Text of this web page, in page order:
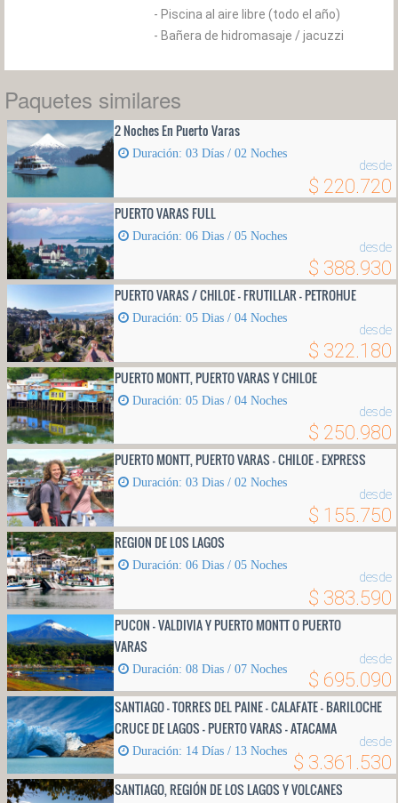
- Piscina al aire libre (todo el año)
- Bañera de hidromasaje / jacuzzi
Paquetes similares
2 Noches En Puerto Varas
Duración: 03 Días / 02 Noches
desde
$ 220.720
PUERTO VARAS FULL
Duración: 06 Dias / 05 Noches
desde
$ 388.930
PUERTO VARAS / CHILOE - FRUTILLAR - PETROHUE
Duración: 05 Di­as / 04 Noches
desde
$ 322.180
PUERTO MONTT, PUERTO VARAS Y CHILOE
Duración: 05 Dias / 04 Noches
desde
$ 250.980
PUERTO MONTT, PUERTO VARAS - CHILOE - EXPRESS
Duración: 03 Dias / 02 Noches
desde
$ 155.750
REGION DE LOS LAGOS
Duración: 06 Di­as / 05 Noches
desde
$ 383.590
PUCON - VALDIVIA Y PUERTO MONTT O PUERTO
VARAS
Duración: 08 Dias / 07 Noches
desde
$ 695.090
SANTIAGO - TORRES DEL PAINE - CALAFATE - BARILOCHE
CRUCE DE LAGOS - PUERTO VARAS - ATACAMA
Duración: 14 Días / 13 Noches
desde
$ 3.361.530
SANTIAGO, REGIÓN DE LOS LAGOS Y VOLCANES